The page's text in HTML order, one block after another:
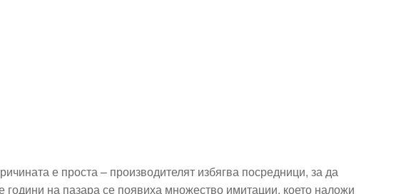
е проста – производителят избягва посредници, за да
на пазара се появиха множество имитации, което наложи